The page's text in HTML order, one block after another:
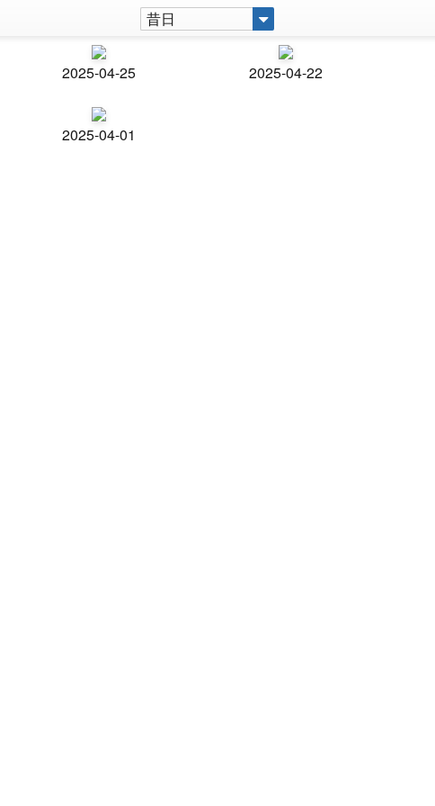
昔日
2025-04-25 2025-04-22
2025-04-01